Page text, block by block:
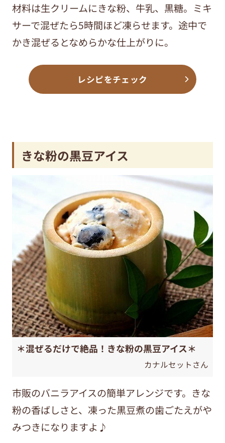
材料は生クリームにきな粉、牛乳、黒糖。ミキ
サーで混ぜたら5時間ほど凍らせます。途中で
かき混ぜるとなめらかな仕上がりに。
レシピをチェック
きな粉の黒豆アイス
＊混ぜるだけで絶品！きな粉の黒豆アイス＊
カナルセットさん
市販のバニラアイスの簡単アレンジです。きな
粉の香ばしさと、凍った黒豆煮の歯ごたえがや
みつきになりますよ♪